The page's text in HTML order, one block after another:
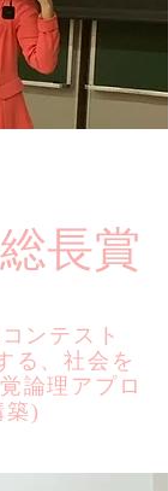
長賞
ンテスト
る、社会を
論理アプロ
築)